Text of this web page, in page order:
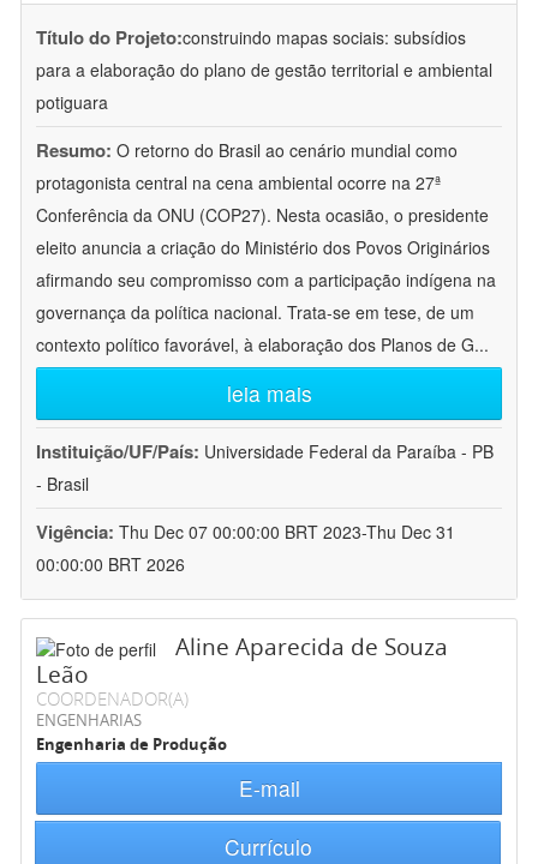
Título do Projeto:construindo mapas sociais: subsídios
para a elaboração do plano de gestão territorial e ambiental
potiguara
Resumo: O retorno do Brasil ao cenário mundial como
protagonista central na cena ambiental ocorre na 27ª
Conferência da ONU (COP27). Nesta ocasião, o presidente
eleito anuncia a criação do Ministério dos Povos Originários
afirmando seu compromisso com a participação indígena na
governança da política nacional. Trata-se em tese, de um
contexto político favorável, à elaboração dos Planos de G...
leia mais
Instituição/UF/País: Universidade Federal da Paraíba - PB
- Brasil
Vigência: Thu Dec 07 00:00:00 BRT 2023-Thu Dec 31
00:00:00 BRT 2026
Aline Aparecida de Souza
Leão
COORDENADOR(A)
ENGENHARIAS
Engenharia de Produção
E-mail
Currículo